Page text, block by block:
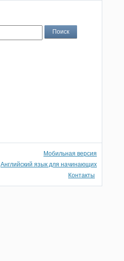
Мобильная версия
Английский язык для начинающих
Контакты